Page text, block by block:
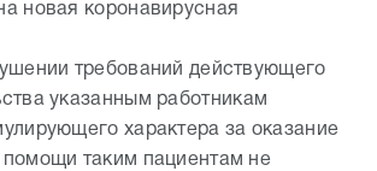
новая коронавирусная
требований действующего
указанным работникам
характера за оказание
таким пациентам не